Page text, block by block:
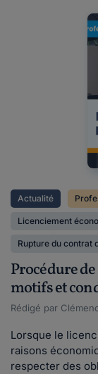
Actualité
Licenciement
Rupture du contrat
Procédure
motifs et
Rédigé par
Lorsque le
raisons
respecter des